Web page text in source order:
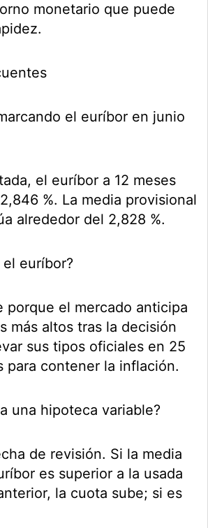
monetario que puede
el euríbor en junio
el euríbor a 12 meses
%. La media provisional
alrededor del 2,828 %.
euríbor?
porque el mercado anticipa
más altos tras la decisión
sus tipos oficiales en 25
para contener la inflación.
una hipoteca variable?
de revisión. Si la media
es superior a la usada
la cuota sube; si es